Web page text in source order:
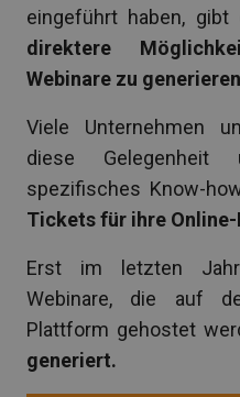
eingeführt haben,
direktere
Webinare zu generieren
Viele Unternehmen
diese Gelegenheit
spezifisches Know-
Tickets für ihre Online-
Erst im letzten
Webinare, die auf
Plattform gehostet
generiert.